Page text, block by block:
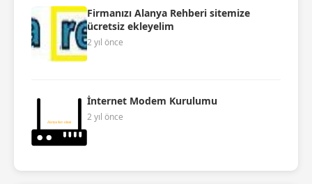
Firmanızı Alanya Rehberi sitemize
ücretsiz ekleyelim
2 yıl önce
İnternet Modem Kurulumu
2 yıl önce